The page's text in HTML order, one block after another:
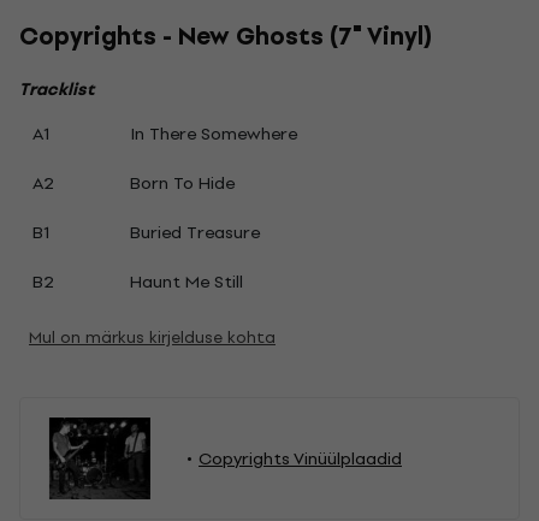
Copyrights - New Ghosts (7" Vinyl)
Tracklist
A1
In There Somewhere
A2
Born To Hide
B1
Buried Treasure
B2
Haunt Me Still
Mul on märkus kirjelduse kohta
Copyrights Vinüülplaadid